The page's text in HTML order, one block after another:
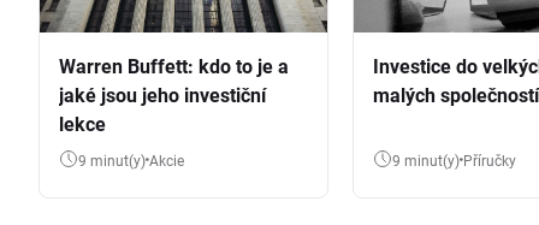
Warren Buffett: kdo to je a
jaké jsou jeho investiční
lekce
9 minut(y) Akcie
Investice do
malých společností
9 minut(y) Příručky